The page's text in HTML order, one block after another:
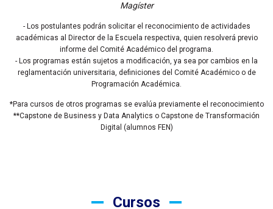
Magíster
- Los postulantes podrán solicitar el reconocimiento de actividades
académicas al Director de la Escuela respectiva, quien resolverá previo
informe del Comité Académico del programa.
- Los programas están sujetos a modificación, ya sea por cambios en la
reglamentación universitaria, definiciones del Comité Académico o de
Programación Académica.
*Para cursos de otros programas se evalúa previamente el reconocimiento
**Capstone de Business y Data Analytics o Capstone de Transformación
Digital (alumnos FEN)
Cursos